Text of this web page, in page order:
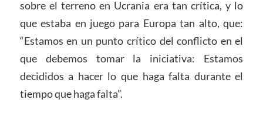
sobre el terreno en Ucrania era tan crítica, y lo
que estaba en juego para Europa tan alto, que:
“Estamos en un punto crítico del conflicto en el
que debemos tomar la iniciativa: Estamos
decididos a hacer lo que haga falta durante el
tiempo que haga falta”.